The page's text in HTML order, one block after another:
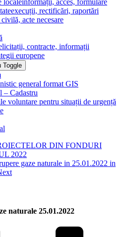
localeinformații, acces, formulare
execuții, rectificări, raportări
civilă, acte necesare
licitații, contracte, informații
europene
Toggle
general format GIS
– Cadastru
voluntare pentru situații de urgență
DIN FONDURI
2022
gaze naturale in 25.01.2022 in
naturale 25.01.2022